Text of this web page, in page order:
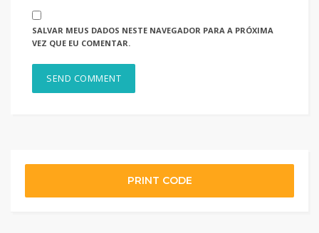
SALVAR MEUS DADOS NESTE NAVEGADOR PARA A PRÓXIMA
VEZ QUE EU COMENTAR.
PRINT CODE